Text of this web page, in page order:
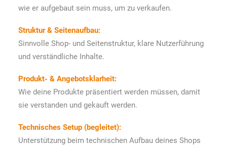
wie er aufgebaut sein muss, um zu verkaufen.
Struktur & Seitenaufbau:
Sinnvolle Shop- und Seitenstruktur, klare Nutzerführung
und verständliche Inhalte.
Produkt- & Angebotsklarheit:
Wie deine Produkte präsentiert werden müssen, damit
sie verstanden und gekauft werden.
Technisches Setup (begleitet):
Unterstützung beim technischen Aufbau deines Shops